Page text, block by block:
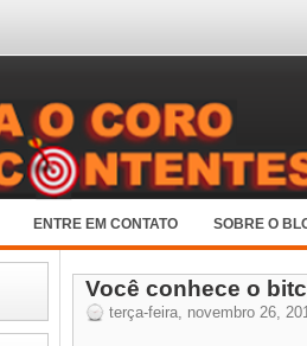
ENTRE EM CONTATO SOBRE O
Você conhece o
terça-feira, novembro 26,